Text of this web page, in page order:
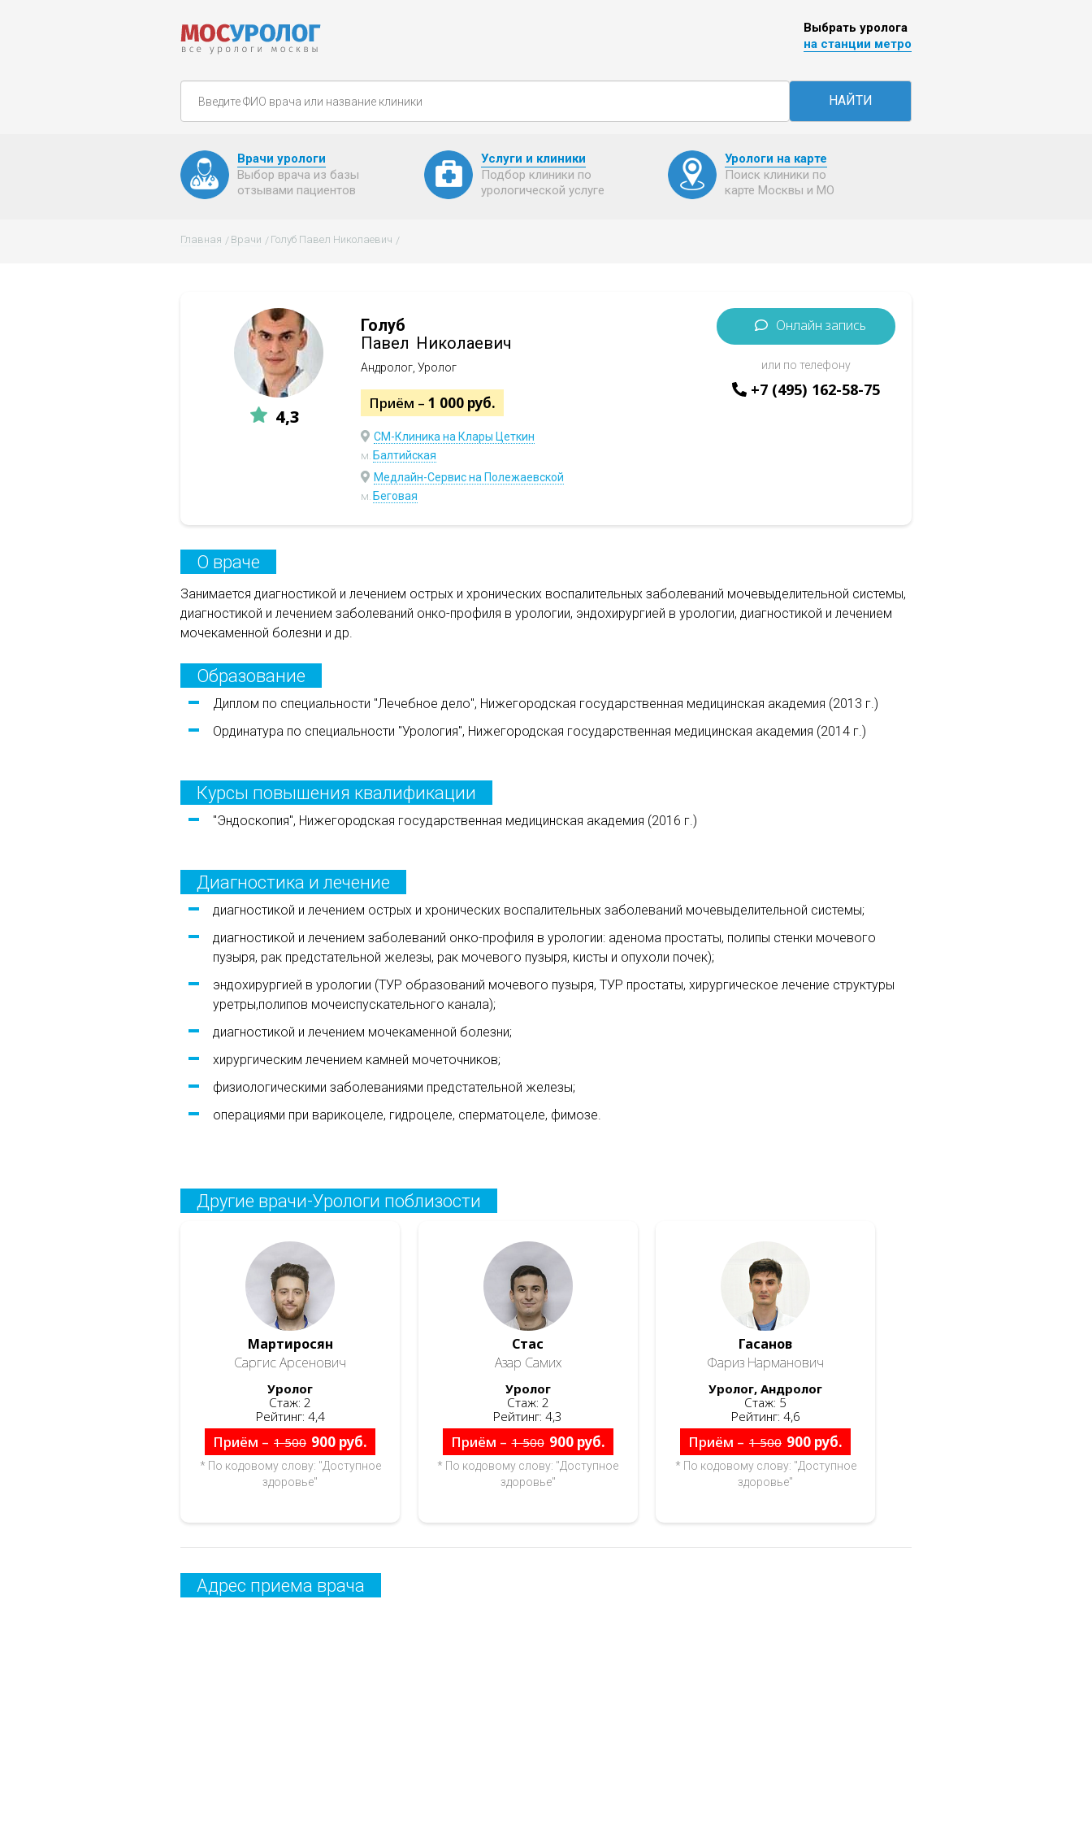
Выбрать уролога
на станции метро
НАЙТИ
Врачи урологи
Выбор врача из базы
отзывами пациентов
Услуги и клиники
Подбор клиники по
урологической услуге
Урологи на карте
Поиск клиники по
карте Москвы и МО
Главная Врачи Голуб Павел Николаевич
4,3
Голуб
Павел Николаевич
Андролог, Уролог
Приём – 1 000 руб.
СМ-Клиника на Клары Цеткин
м. Балтийская
Медлайн-Сервис на Полежаевской
м. Беговая
Онлайн запись
или по телефону
+7 (495) 162-58-75
О враче
Занимается диагностикой и лечением острых и хронических воспалительных заболеваний мочевыделительной системы,
диагностикой и лечением заболеваний онко-профиля в урологии, эндохирургией в урологии, диагностикой и лечением
мочекаменной болезни и др.
Образование
Диплом по специальности "Лечебное дело", Нижегородская государственная медицинская академия (2013 г.)
Ординатура по специальности "Урология", Нижегородская государственная медицинская академия (2014 г.)
Курсы повышения квалификации
"Эндоскопия", Нижегородская государственная медицинская академия (2016 г.)
Диагностика и лечение
диагностикой и лечением острых и хронических воспалительных заболеваний мочевыделительной системы;
диагностикой и лечением заболеваний онко-профиля в урологии: аденома простаты, полипы стенки мочевого
пузыря, рак предстательной железы, рак мочевого пузыря, кисты и опухоли почек);
эндохирургией в урологии (ТУР образований мочевого пузыря, ТУР простаты, хирургическое лечение структуры
уретры,полипов мочеиспускательного канала);
диагностикой и лечением мочекаменной болезни;
хирургическим лечением камней мочеточников;
физиологическими заболеваниями предстательной железы;
операциями при варикоцеле, гидроцеле, сперматоцеле, фимозе.
Другие врачи-Урологи поблизости
Мартиросян
Саргис Арсенович
Уролог
Стаж: 2
Рейтинг: 4,4
Приём – 1 500 900 руб.
* По кодовому слову: "Доступное
здоровье"
Стас
Азар Самих
Уролог
Стаж: 2
Рейтинг: 4,3
Приём – 1 500 900 руб.
* По кодовому слову: "Доступное
здоровье"
Гасанов
Фариз Нарманович
Уролог, Андролог
Стаж: 5
Рейтинг: 4,6
Приём – 1 500 900 руб.
* По кодовому слову: "Доступное
здоровье"
Адрес приема врача